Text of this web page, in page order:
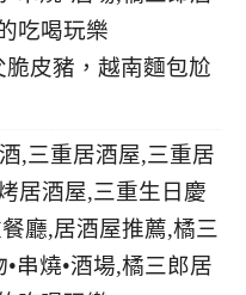
脆皮豬，越南麵包尬